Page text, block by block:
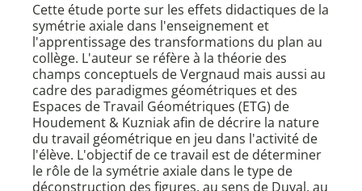
Cette étude porte sur les effets didactiques de la
symétrie axiale dans l'enseignement et
l'apprentissage des transformations du plan au
collège. L'auteur se réfère à la théorie des
champs conceptuels de Vergnaud mais aussi au
cadre des paradigmes géométriques et des
Espaces de Travail Géométriques (ETG) de
Houdement & Kuzniak afin de décrire la nature
du travail géométrique en jeu dans l'activité de
l'élève. L'objectif de ce travail est de déterminer
le rôle de la symétrie axiale dans le type de
déconstruction des figures, au sens de Duval, au